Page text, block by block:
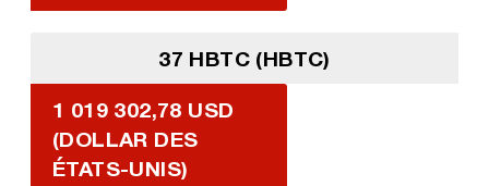
37 HBTC (HBTC)
1 019 302,78 USD
(DOLLAR DES
ÉTATS-UNIS)